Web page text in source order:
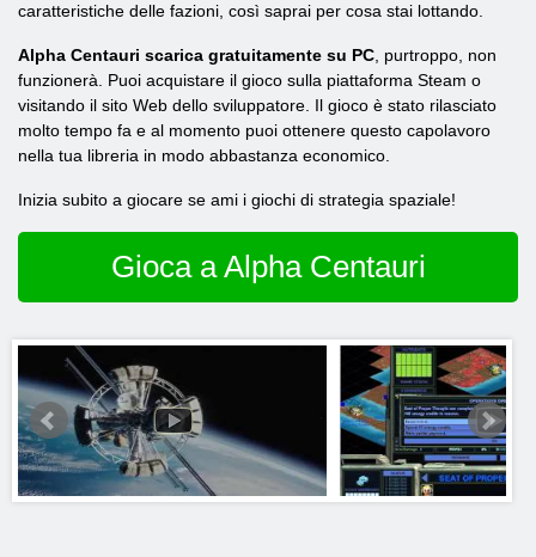
caratteristiche delle fazioni, così saprai per cosa stai lottando.
Alpha Centauri scarica gratuitamente su PC , purtroppo, non
funzionerà. Puoi acquistare il gioco sulla piattaforma Steam o
visitando il sito Web dello sviluppatore. Il gioco è stato rilasciato
molto tempo fa e al momento puoi ottenere questo capolavoro
nella tua libreria in modo abbastanza economico.
Inizia subito a giocare se ami i giochi di strategia spaziale!
Gioca a Alpha Centauri